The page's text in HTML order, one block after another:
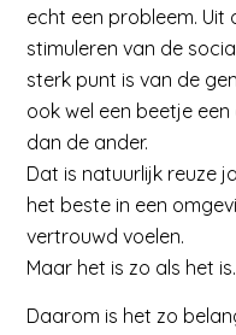
echt een probleem.
stimuleren van de
sterk punt is van de
ook wel een beetje
dan de ander.
Dat is natuurlijk reuze
het beste in een
vertrouwd voelen.
Maar het is zo als het
Daarom is het zo